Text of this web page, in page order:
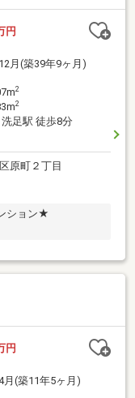
円
月(築39年9ヶ月)
2
2
足駅 徒歩8分
原町２丁目
ション★
円
月(築11年5ヶ月)